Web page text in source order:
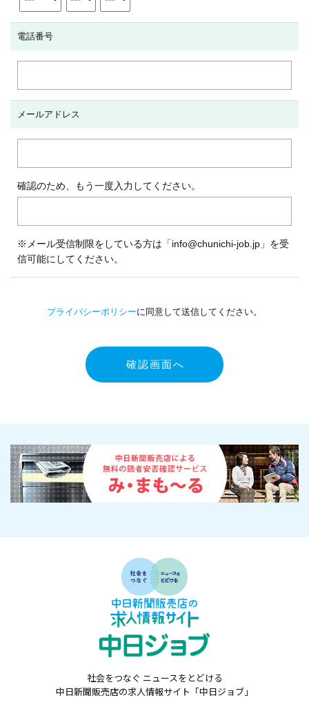
電話番号
メールアドレス
確認のため、もう一度入力してください。
※メール受信制限をしている方は「info@chunichi-job.jp」を受
信可能にしてください。
プライバシーポリシーに同意して送信してください。
確認画面へ
社会をつなぐ ニュースをとどける
中日新聞販売店の求人情報サイト「中日ジョブ」